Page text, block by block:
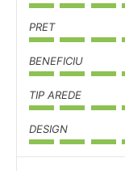
PRET
BENEFICIU
TIP AREDE
DESIGN